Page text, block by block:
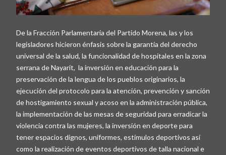
De la Fracción Parlamentaria del Partido Morena, las y los
legisladores hicieron énfasis sobre la garantía del derecho
universal de la salud, la funcionalidad de hospitales en la zona
serrana de Nayarit, la inversión en educación para la
preservación de la lengua de los pueblos originarios, la
ejecución del protocolo para la atención, prevención y sanción
de hostigamiento sexual y acoso en la administración pública,
la implementación de las mesas de seguridad para erradicar la
violencia contra las mujeres, la inversión en deporte para
tener espacios dignos, uniformes, estímulos deportivos así
como la realización de eventos deportivos de talla nacional e